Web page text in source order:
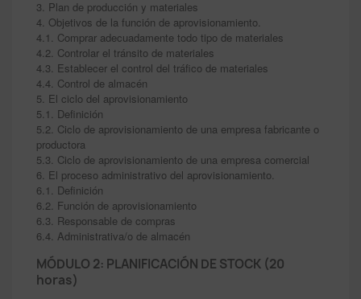
3. Plan de producción y materiales
4. Objetivos de la función de aprovisionamiento.
4.1. Comprar adecuadamente todo tipo de materiales
4.2. Controlar el tránsito de materiales
4.3. Establecer el control del tráfico de materiales
4.4. Control de almacén
5. El ciclo del aprovisionamiento
5.1. Definición
5.2. Ciclo de aprovisionamiento de una empresa fabricante o
productora
5.3. Ciclo de aprovisionamiento de una empresa comercial
6. El proceso administrativo del aprovisionamiento.
6.1. Definición
6.2. Función de aprovisionamiento
6.3. Responsable de compras
6.4. Administrativa/o de almacén
MÓDULO 2: PLANIFICACIÓN DE STOCK (20
horas)